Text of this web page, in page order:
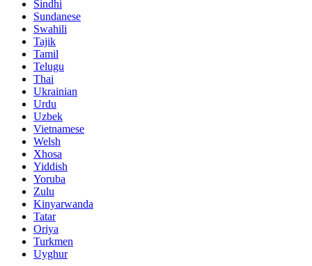
Sindhi
Sundanese
Swahili
Tajik
Tamil
Telugu
Thai
Ukrainian
Urdu
Uzbek
Vietnamese
Welsh
Xhosa
Yiddish
Yoruba
Zulu
Kinyarwanda
Tatar
Oriya
Turkmen
Uyghur